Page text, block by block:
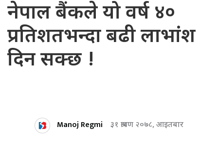
नेपाल बैंकले यो वर्ष ४०
प्रतिशतभन्दा बढी लाभांश
दिन सक्छ !
Manoj Regmi ३१ श्रावण २०७८, आइतबार